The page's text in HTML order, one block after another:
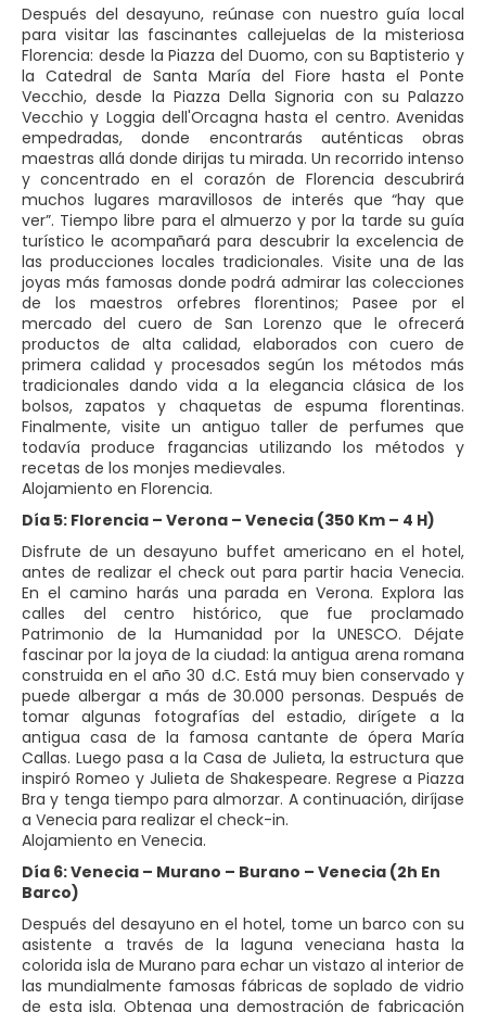
Después del desayuno, reúnase con nuestro guía local
para visitar las fascinantes callejuelas de la misteriosa
Florencia: desde la Piazza del Duomo, con su Baptisterio y
la Catedral de Santa María del Fiore hasta el Ponte
Vecchio, desde la Piazza Della Signoria con su Palazzo
Vecchio y Loggia dell'Orcagna hasta el centro. Avenidas
empedradas, donde encontrarás auténticas obras
maestras allá donde dirijas tu mirada. Un recorrido intenso
y concentrado en el corazón de Florencia descubrirá
muchos lugares maravillosos de interés que “hay que
ver”. Tiempo libre para el almuerzo y por la tarde su guía
turístico le acompañará para descubrir la excelencia de
las producciones locales tradicionales. Visite una de las
joyas más famosas donde podrá admirar las colecciones
de los maestros orfebres florentinos; Pasee por el
mercado del cuero de San Lorenzo que le ofrecerá
productos de alta calidad, elaborados con cuero de
primera calidad y procesados ​​según los métodos más
tradicionales dando vida a la elegancia clásica de los
bolsos, zapatos y chaquetas de espuma florentinas.
Finalmente, visite un antiguo taller de perfumes que
todavía produce fragancias utilizando los métodos y
recetas de los monjes medievales.
Alojamiento en Florencia.
Día 5: Florencia – Verona – Venecia (350 Km – 4 H)
Disfrute de un desayuno buffet americano en el hotel,
antes de realizar el check out para partir hacia Venecia.
En el camino harás una parada en Verona. Explora las
calles del centro histórico, que fue proclamado
Patrimonio de la Humanidad por la UNESCO. Déjate
fascinar por la joya de la ciudad: la antigua arena romana
construida en el año 30 d.C. Está muy bien conservado y
puede albergar a más de 30.000 personas. Después de
tomar algunas fotografías del estadio, dirígete a la
antigua casa de la famosa cantante de ópera María
Callas. Luego pasa a la Casa de Julieta, la estructura que
inspiró Romeo y Julieta de Shakespeare. Regrese a Piazza
Bra y tenga tiempo para almorzar. A continuación, diríjase
a Venecia para realizar el check-in.
Alojamiento en Venecia.
Día 6: Venecia – Murano – Burano – Venecia (2h En
Barco)
Después del desayuno en el hotel, tome un barco con su
asistente a través de la laguna veneciana hasta la
colorida isla de Murano para echar un vistazo al interior de
las mundialmente famosas fábricas de soplado de vidrio
de esta isla. Obtenga una demostración de fabricación